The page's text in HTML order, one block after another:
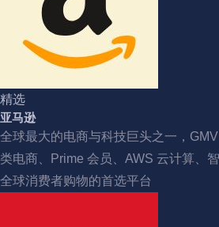
精选
亚马逊
全球最大的电商与科技巨头之一，
类电商、Prime 会员、AWS 云计算、
全球消费者购物的首选平台